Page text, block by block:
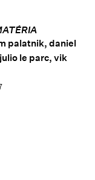
palatnik, daniel
le parc, vik